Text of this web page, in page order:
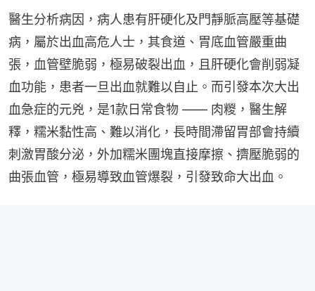
醫生分析病因，病人患有肝硬化及門靜脈高壓等基礎
病，屬於出血高危人士，其食道、胃底血管嚴重曲
張，血管壁脆弱，極易破裂出血，且肝硬化會削弱凝
血功能，患者一旦出血就難以自止。而引發本次大出
血急症的元兇，是1款日常食物 —— 肉糉，醫生解
釋，糯米黏性高、難以消化，長時間滯留胃部會持續
刺激胃酸分泌，外加糯米團塊直接摩擦、擠壓脆弱的
曲張血管，極易導致血管爆裂，引發致命大出血。